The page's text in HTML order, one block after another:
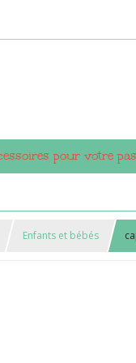
pour votre
Enfants et bébés